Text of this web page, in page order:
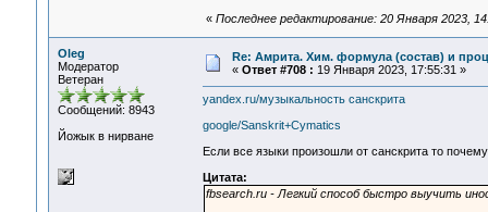
« Последнее редактирование: 20 Января 2023,
Oleg
Модератор
Ветеран
Сообщений: 8943
Йожык в нирване
Re: Амрита. Хим. формула (состав) и
« Ответ #708 : 19 Января 2023, 17:55:31 »
yandex.ru/музыкальность санскрита
google/Sanskrit+Cymatics
Если все языки произошли от санскрита то
Цитата:
fbsearch.ru - Легкий способ быстро выучить